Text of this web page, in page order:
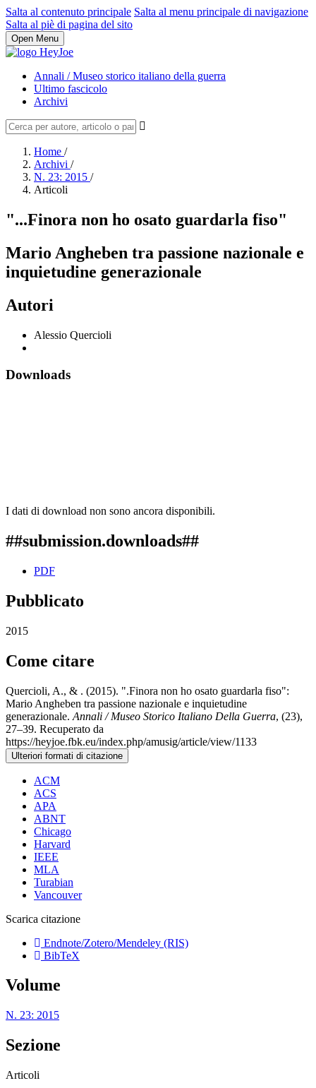
Salta al contenuto principale Salta al menu principale di navigazione
Salta al piè di pagina del sito
Open Menu
Annali / Museo storico italiano della guerra
Ultimo fascicolo
Archivi
Home /
Archivi /
N. 23: 2015 /
Articoli
"...Finora non ho osato guardarla fiso"
Mario Angheben tra passione nazionale e
inquietudine generazionale
Autori
Alessio Quercioli
Downloads
I dati di download non sono ancora disponibili.
##submission.downloads##
PDF
Pubblicato
2015
Come citare
Quercioli, A., & . (2015). ".Finora non ho osato guardarla fiso":
Mario Angheben tra passione nazionale e inquietudine
generazionale. Annali / Museo Storico Italiano Della Guerra, (23),
27–39. Recuperato da
https://heyjoe.fbk.eu/index.php/amusig/article/view/1133
Ulteriori formati di citazione
ACM
ACS
APA
ABNT
Chicago
Harvard
IEEE
MLA
Turabian
Vancouver
Scarica citazione
Endnote/Zotero/Mendeley (RIS)
BibTeX
Volume
N. 23: 2015
Sezione
Articoli